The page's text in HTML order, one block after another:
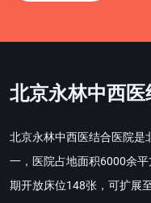
北京永林中西医
北京永林中西医结合医院是
一，医院占地面积6000余
期开放床位148张，可扩展